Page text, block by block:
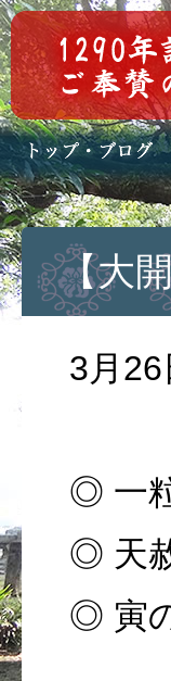
トップページ
ブログ(日々八百万)
お知らせ一覧
【大
3月26
◎ 一
◎ 天
◎ 寅